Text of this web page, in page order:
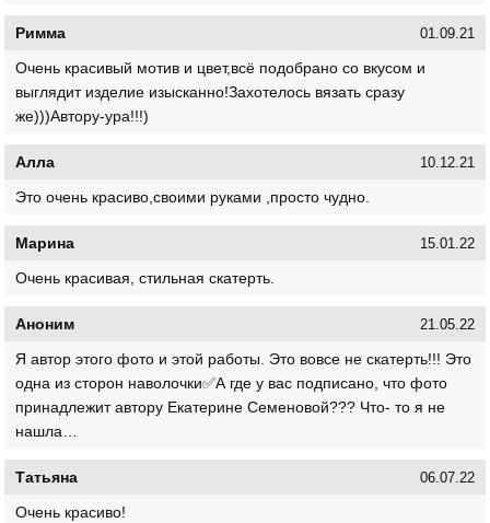
Римма 01.09.21
Очень красивый мотив и цвет,всё подобрано со вкусом и
выглядит изделие изысканно!Захотелось вязать сразу
же)))Автору-ура!!!)
Алла 10.12.21
Это очень красиво,своими руками ,просто чудно.
Марина 15.01.22
Очень красивая, стильная скатерть.
Аноним 21.05.22
Я автор этого фото и этой работы. Это вовсе не скатерть!!! Это
одна из сторон наволочки✅А где у вас подписано, что фото
принадлежит автору Екатерине Семеновой??? Что- то я не
нашла…
Татьяна 06.07.22
Очень красиво!